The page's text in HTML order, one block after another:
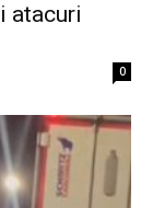
atacuri
0